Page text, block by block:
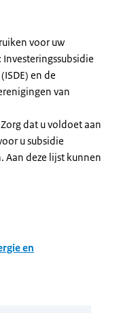
voor uw
en de
van
dat u voldoet aan
u subsidie
Aan deze lijst kunnen
en